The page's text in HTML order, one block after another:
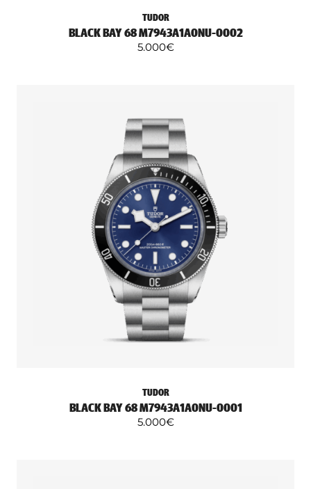
TUDOR
BLACK BAY 68 M7943A1A0NU-0002
5.000€
TUDOR
BLACK BAY 68 M7943A1A0NU-0001
5.000€